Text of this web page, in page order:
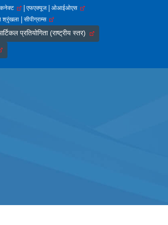
कनेक्ट एफएक्यूज ओआईओएस
श्रृंखला
सीपीग्राम्स
प्रतियोगिता (राष्ट्रीय स्तर)